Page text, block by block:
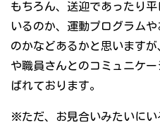
もちろん、送迎であったり
いるのか、運動プログラム
のかなどあるかと思います
や職員さんとのコミュニケ
ばれております。
※ただ、お見合いみたいに